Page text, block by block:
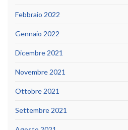
Febbraio 2022
Gennaio 2022
Dicembre 2021
Novembre 2021
Ottobre 2021
Settembre 2021